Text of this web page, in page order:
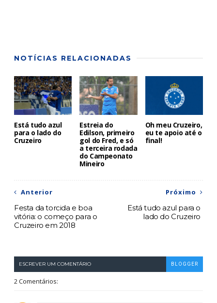
NOTÍCIAS RELACIONADAS
Está tudo azul
para o lado do
Cruzeiro
Estreia do
Edilson, primeiro
gol do Fred, e só
a terceira rodada
do Campeonato
Mineiro
Oh meu Cruzeiro,
eu te apoio até o
final!
Próximo
Está tudo azul para o
lado do Cruzeiro
Anterior
Festa da torcida e boa
vitória: o começo para o
Cruzeiro em 2018
ESCREVER UM COMENTÁRIO BLOGGER
2 Comentários: